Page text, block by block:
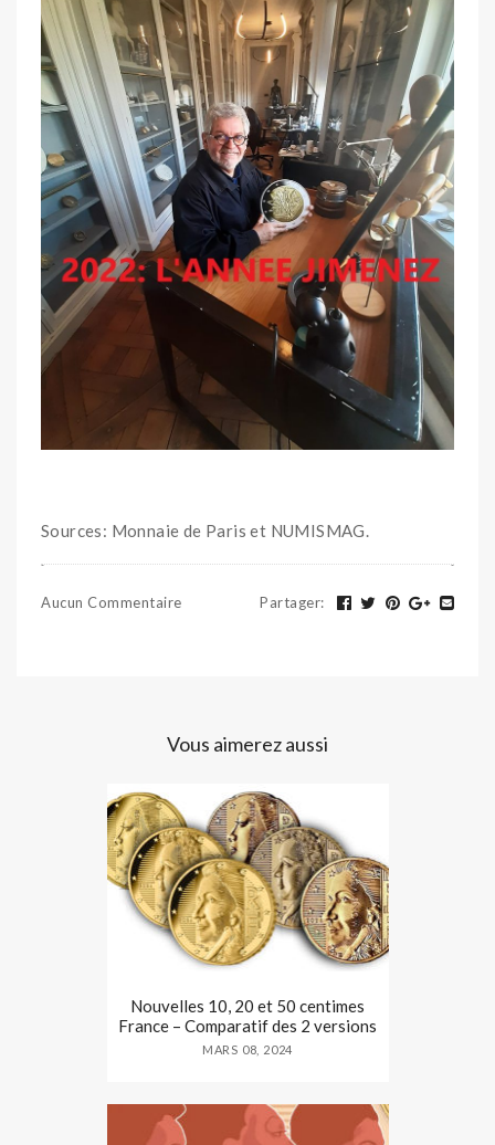
Sources: Monnaie de Paris et NUMISMAG.
Aucun Commentaire Partager:
Vous aimerez aussi
Nouvelles 10, 20 et 50 centimes
France – Comparatif des 2 versions
MARS 08, 2024